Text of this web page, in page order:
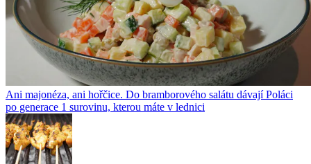
Ani majonéza, ani hořčice. Do bramborového salátu dávají Poláci
po generace 1 surovinu, kterou máte v lednici